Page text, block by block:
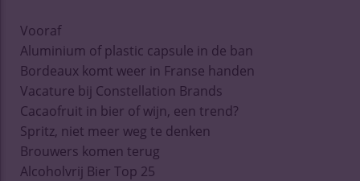
Vooraf
Aluminium of plastic capsule in de ban
Bordeaux komt weer in Franse handen
Vacature bij Constellation Brands
Cacaofruit in bier of wijn, een trend?
Spritz, niet meer weg te denken
Brouwers komen terug
Alcoholvrij Bier Top 25